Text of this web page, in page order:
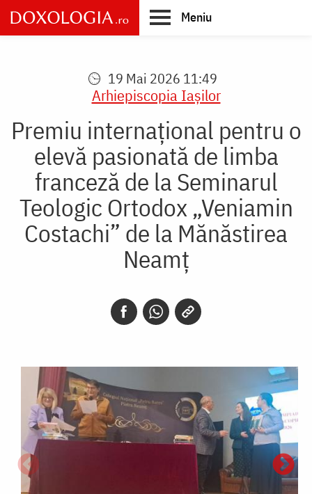
Skip
to
main
Meniu
19 Mai 2026 11:49
Arhiepiscopia Iaşilor
Premiu internațional pentru o
elevă pasionată de limba
franceză de la Seminarul
Teologic Ortodox „Veniamin
Costachi” de la Mănăstirea
Neamț